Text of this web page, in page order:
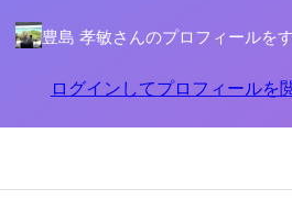
豊島 孝敏さんのプロフィールを
ログインしてプロフィールを